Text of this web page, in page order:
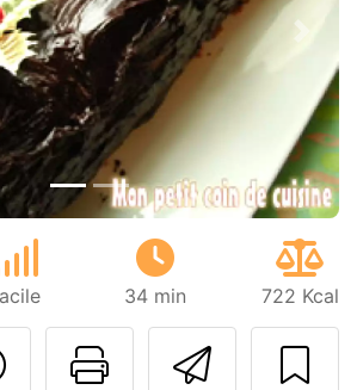
34 min 722 Kcal
Imprimer
Poser une